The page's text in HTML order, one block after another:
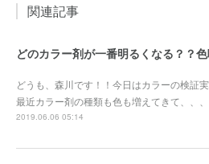
関連記事
どうも、森川です！！今日はカラーの検証実
最近カラー剤の種類も色も増えてきて、、
2019.06.06 05:14